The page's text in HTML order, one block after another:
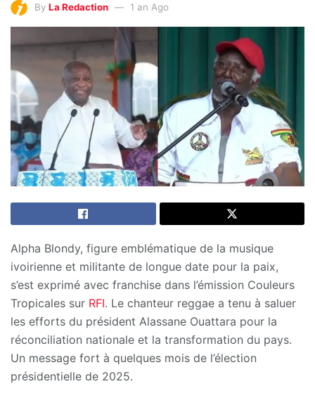
By La Redaction 1 an Ago
Alpha Blondy, figure emblématique de la musique
ivoirienne et militante de longue date pour la paix,
s’est exprimé avec franchise dans l’émission Couleurs
Tropicales sur RFI. Le chanteur reggae a tenu à saluer
les efforts du président Alassane Ouattara pour la
réconciliation nationale et la transformation du pays.
Un message fort à quelques mois de l’élection
présidentielle de 2025.